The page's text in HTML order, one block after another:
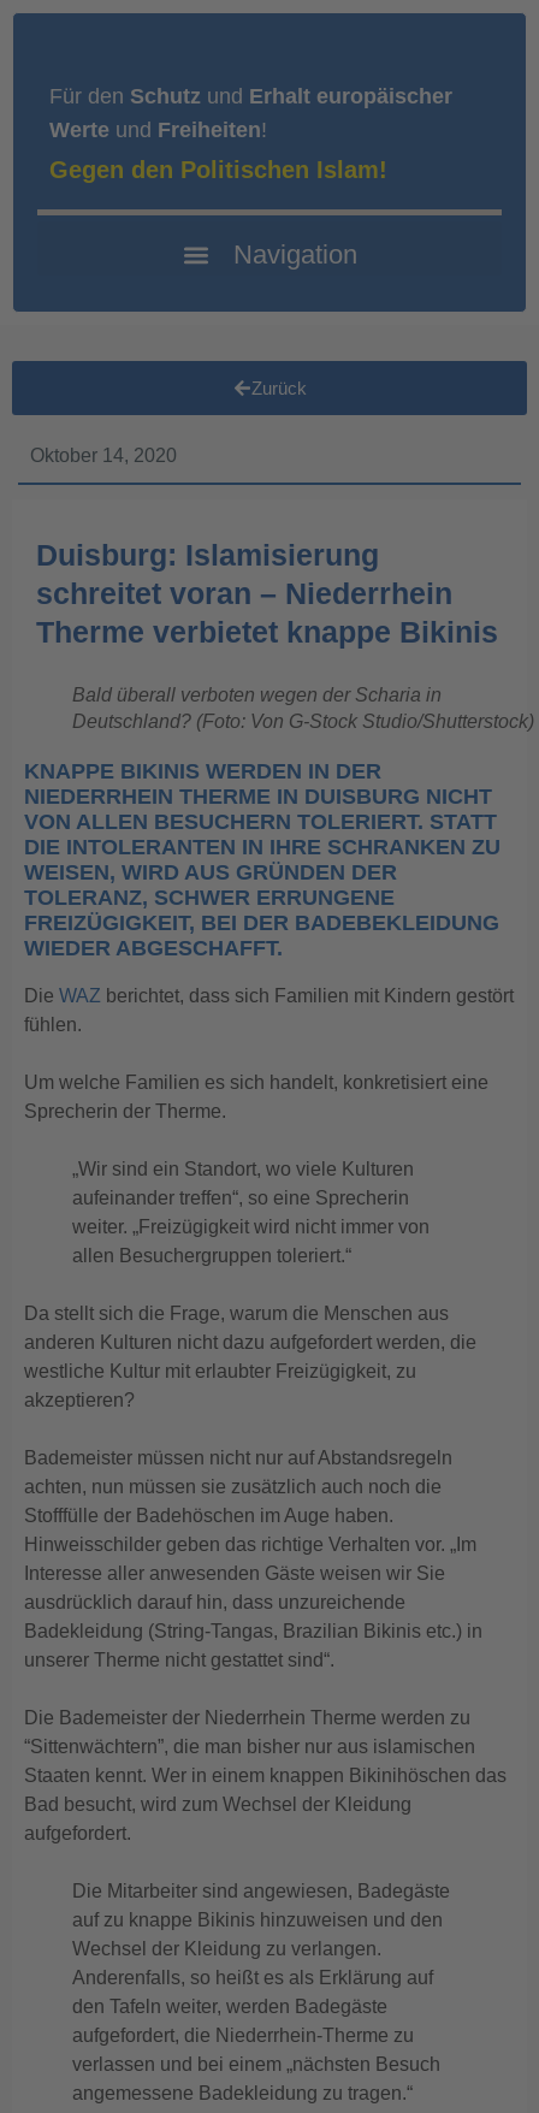
Für den Schutz und Erhalt europäischer
Werte und Freiheiten!
Gegen den Politischen Islam!
Zurück
Oktober 14, 2020
Duisburg: Islamisierung
schreitet voran – Niederrhein
Therme verbietet knappe Bikinis
Bald überall verboten wegen der Scharia in
Deutschland? (Foto: Von G-Stock Studio/Shutterstock)
KNAPPE BIKINIS WERDEN IN DER
NIEDERRHEIN THERME IN DUISBURG NICHT
VON ALLEN BESUCHERN TOLERIERT. STATT
DIE INTOLERANTEN IN IHRE SCHRANKEN ZU
WEISEN, WIRD AUS GRÜNDEN DER
TOLERANZ, SCHWER ERRUNGENE
FREIZÜGIGKEIT, BEI DER BADEBEKLEIDUNG
WIEDER ABGESCHAFFT.
Die WAZ berichtet, dass sich Familien mit Kindern gestört
fühlen.
Um welche Familien es sich handelt, konkretisiert eine
Sprecherin der Therme.
„Wir sind ein Standort, wo viele Kulturen
aufeinander treffen“, so eine Sprecherin
weiter. „Freizügigkeit wird nicht immer von
allen Besuchergruppen toleriert.“
Da stellt sich die Frage, warum die Menschen aus
anderen Kulturen nicht dazu aufgefordert werden, die
westliche Kultur mit erlaubter Freizügigkeit, zu
akzeptieren?
Bademeister müssen nicht nur auf Abstandsregeln
achten, nun müssen sie zusätzlich auch noch die
Stofffülle der Badehöschen im Auge haben.
Hinweisschilder geben das richtige Verhalten vor. „Im
Interesse aller anwesenden Gäste weisen wir Sie
ausdrücklich darauf hin, dass unzureichende
Badekleidung (String-Tangas, Brazilian Bikinis etc.) in
unserer Therme nicht gestattet sind“.
Die Bademeister der Niederrhein Therme werden zu
“Sittenwächtern”, die man bisher nur aus islamischen
Staaten kennt. Wer in einem knappen Bikinihöschen das
Bad besucht, wird zum Wechsel der Kleidung
aufgefordert.
Die Mitarbeiter sind angewiesen, Badegäste
auf zu knappe Bikinis hinzuweisen und den
Wechsel der Kleidung zu verlangen.
Anderenfalls, so heißt es als Erklärung auf
den Tafeln weiter, werden Badegäste
aufgefordert, die Niederrhein-Therme zu
verlassen und bei einem „nächsten Besuch
angemessene Badekleidung zu tragen.“